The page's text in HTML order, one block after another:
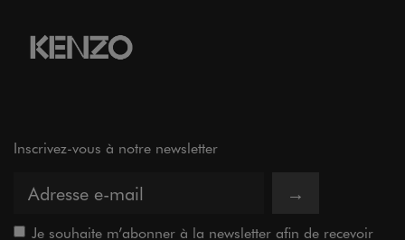
Inscrivez-vous à notre newsletter
→
Je souhaite m’abonner à la newsletter afin de recevoir